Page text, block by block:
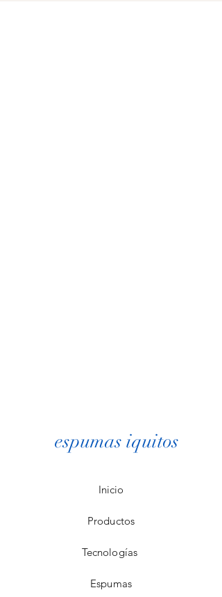
espumas iquitos
Inicio
Productos
Tecnologías
Espumas